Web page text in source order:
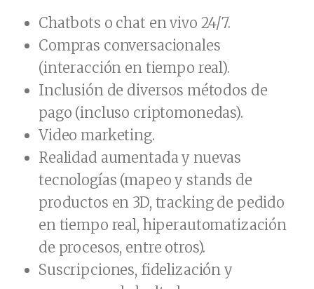
Chatbots o chat en vivo 24/7.
Compras conversacionales
(interacción en tiempo real).
Inclusión de diversos métodos de
pago (incluso criptomonedas).
Video marketing.
Realidad aumentada y nuevas
tecnologías (mapeo y stands de
productos en 3D, tracking de pedido
en tiempo real, hiperautomatización
de procesos, entre otros).
Suscripciones, fidelización y